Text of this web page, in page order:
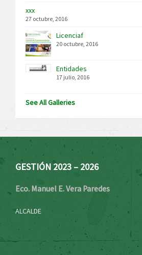
xxx
27 octubre, 2016
Licenciaf
20 octubre, 2016
Entidades
17 julio, 2016
See All Galleries
GESTIÓN 2023 – 2026
Eco. Manuel E. Vera Paredes
ALCALDE